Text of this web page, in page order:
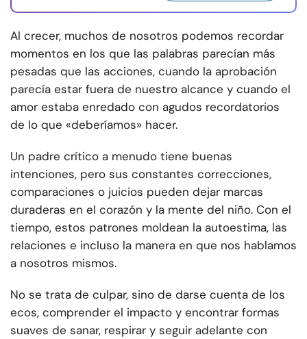
Al crecer, muchos de nosotros podemos recordar
momentos en los que las palabras parecían más
pesadas que las acciones, cuando la aprobación
parecía estar fuera de nuestro alcance y cuando el
amor estaba enredado con agudos recordatorios
de lo que «deberíamos» hacer.
Un padre crítico a menudo tiene buenas
intenciones, pero sus constantes correcciones,
comparaciones o juicios pueden dejar marcas
duraderas en el corazón y la mente del niño. Con el
tiempo, estos patrones moldean la autoestima, las
relaciones e incluso la manera en que nos hablamos
a nosotros mismos.
No se trata de culpar, sino de darse cuenta de los
ecos, comprender el impacto y encontrar formas
suaves de sanar, respirar y seguir adelante con